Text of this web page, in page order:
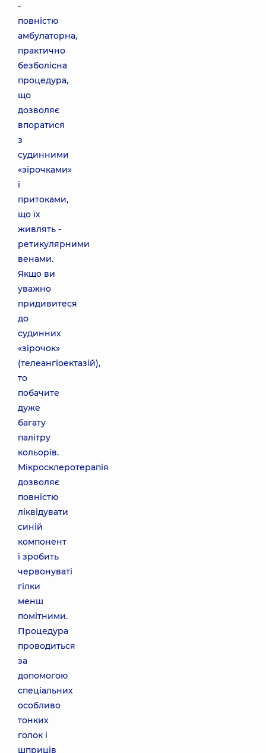
-
повністю
амбулаторна,
практично
безболісна
процедура,
що
дозволяє
впоратися
з
судинними
«зірочками»
і
притоками,
що їх
живлять -
ретикулярними
венами.
Якщо ви
уважно
придивитеся
до
судинних
«зірочок»
(телеангіоектазій),
то
побачите
дуже
багату
палітру
кольорів.
Мікросклеротерапія
дозволяє
повністю
ліквідувати
синій
компонент
і зробить
червонуваті
гілки
менш
помітними.
Процедура
проводиться
за
допомогою
спеціальних
особливо
тонких
голок і
шприців